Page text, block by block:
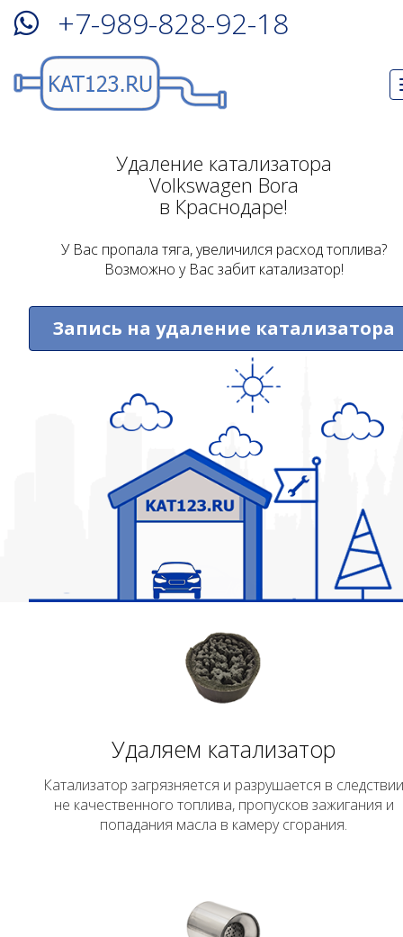
+7-989-828-92-18
Удаление катализатора
Volkswagen Bora
в Краснодаре!
У Вас пропала тяга, увеличился расход топлива?
Возможно у Вас забит катализатор!
Запись на удаление катализатора
Удаляем катализатор
Катализатор загрязняется и разрушается в следствии
не качественного топлива, пропусков зажигания и
попадания масла в камеру сгорания.